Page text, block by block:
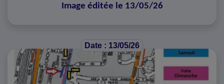
Image éditée le 13/05/26
Date : 13/05/26